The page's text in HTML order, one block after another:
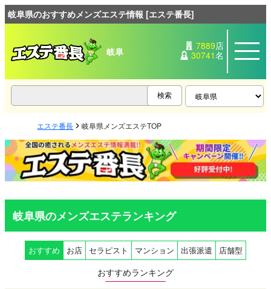
岐阜県のおすすめメンズエステ情報 [エステ番長]
岐阜 7889店
30741名
エステ番長 岐阜県メンズエステTOP
岐阜県のメンズエステランキング
おすすめ お店 セラピスト マンション 出張派遣 店舗型
おすすめランキング